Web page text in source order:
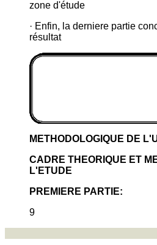
zone d'étude
· Enfin, la derniere partie
résultat
METHODOLOGIQUE DE
CADRE THEORIQUE ET
L'ETUDE
PREMIERE PARTIE:
9